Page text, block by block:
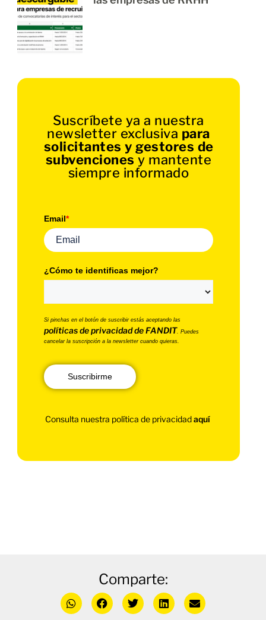
Suscríbete ya a nuestra
newsletter exclusiva para
solicitantes y gestores de
subvenciones y mantente
siempre informado
Email*
¿Cómo te identificas mejor?
Si pinchas en el botón de suscribir estás aceptando las
políticas de privacidad de FANDIT. Puedes
cancelar la suscripción a la newsletter cuando quieras.
Suscribirme
Consulta nuestra política de privacidadaquí
Comparte: